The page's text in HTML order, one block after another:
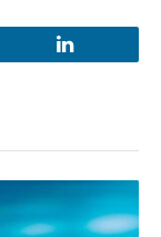
LinkedIn